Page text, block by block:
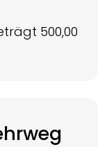
500,00